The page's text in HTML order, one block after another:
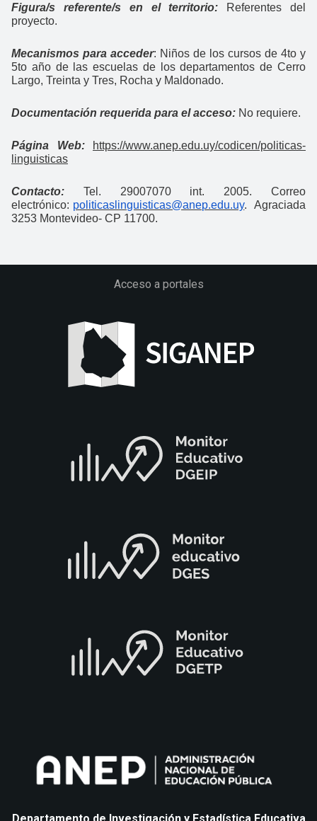
Figura/s referente/s en el territorio:
Referentes del
proyecto.
Mecanismos para acceder: Niños de los cursos de 4to y
5to año de las escuelas de los departamentos de Cerro
Largo, Treinta y Tres, Rocha y Maldonado.
Documentación requerida para el acceso: No requiere.
Página Web:
https://www.anep.edu.uy/codicen/politicas-
linguisticas
Contacto: Tel. 29007070 int. 2005. Correo
electrónico: politicaslinguisticas@anep.edu.uy. Agraciada
3253 Montevideo- CP 11700.
Acceso a portales
Departamento de Investigación y Estadística Educativa